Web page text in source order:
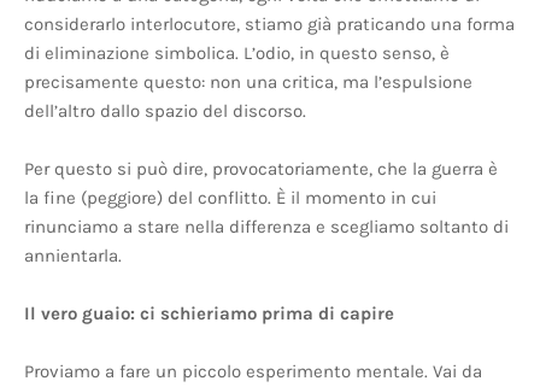
considerarlo interlocutore, stiamo già praticando una forma
di eliminazione simbolica. L’odio, in questo senso, è
precisamente questo: non una critica, ma l’espulsione
dell’altro dallo spazio del discorso.
Per questo si può dire, provocatoriamente, che la guerra è
la fine (peggiore) del conflitto. È il momento in cui
rinunciamo a stare nella differenza e scegliamo soltanto di
annientarla.
Il vero guaio: ci schieriamo prima di capire
Proviamo a fare un piccolo esperimento mentale. Vai da